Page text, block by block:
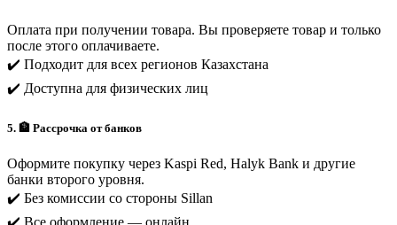
Оплата при получении товара. Вы проверяете товар и только
после этого оплачиваете.
✔️ Подходит для всех регионов Казахстана
✔️ Доступна для физических лиц
5. 🏦 Рассрочка от банков
Оформите покупку через Kaspi Red, Halyk Bank и другие
банки второго уровня.
✔️ Без комиссии со стороны Sillan
✔️ Все оформление — онлайн